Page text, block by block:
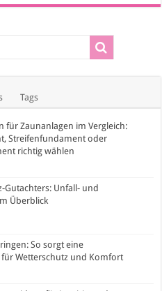
Tags
für Zaunanlagen im Vergleich:
Streifenfundament oder
richtig wählen
Gutachters: Unfall- und
Überblick
So sorgt eine
Wetterschutz und Komfort